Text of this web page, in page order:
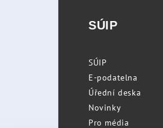
SÚIP
SÚIP
E-podatelna
Úřední deska
Novinky
Pro média